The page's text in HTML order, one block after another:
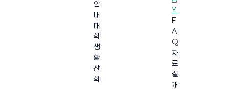
안
내
대
학
생
활
산
학
Y
F
A
Q
자
료
실
개